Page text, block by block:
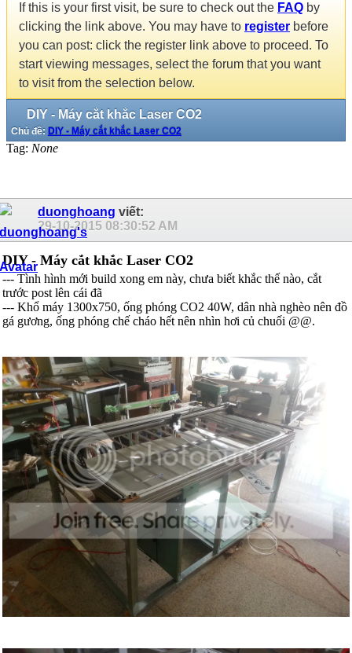
If this is your first visit, be sure to check out the FAQ by
clicking the link above. You may have to register before
you can post: click the register link above to proceed. To
start viewing messages, select the forum that you want
to visit from the selection below.
DIY - Máy cắt khắc Laser CO2
Chủ đề: DIY - Máy cắt khắc Laser CO2
Tag: None
duonghoang viết:
29-10-2015 08:30:52 AM
DIY - Máy cắt khắc Laser CO2
--- Tình hình mới build xong em này, chưa biết khắc thế nào, cắt
trước post lên cái đã
--- Khổ máy 1300x750, ống phóng CO2 40W, dân nhà nghèo nên đồ
gá gương, ống phóng chế cháo hết nên nhìn hơi củ chuối @@.